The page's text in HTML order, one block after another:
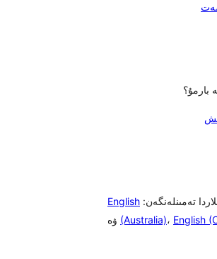
بارمۇ؟
تەمىنلەنگەن: English
(Australia)، English
ۋە